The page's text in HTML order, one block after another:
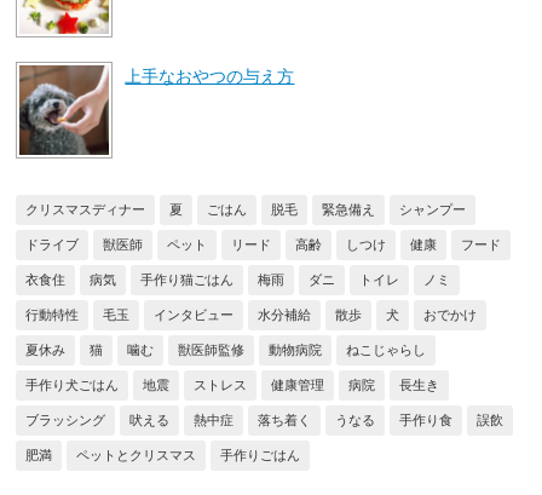
上手なおやつの与え方
クリスマスディナー 夏 ごはん 脱毛 緊急備え シャンプー
ドライブ 獣医師 ペット リード 高齢 しつけ 健康 フード
衣食住 病気 手作り猫ごはん 梅雨 ダニ トイレ ノミ
行動特性 毛玉 インタビュー 水分補給 散歩 犬 おでかけ
夏休み 猫 噛む 獣医師監修 動物病院 ねこじゃらし
手作り犬ごはん 地震 ストレス 健康管理 病院 長生き
ブラッシング 吠える 熱中症 落ち着く うなる 手作り食 誤飲
肥満 ペットとクリスマス 手作りごはん